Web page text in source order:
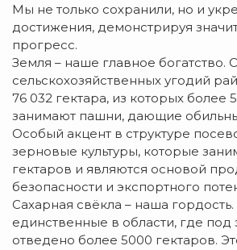
Мы не только сохранили, но и
достижения, демонстрируя
прогресс.
Земля – наше главное
сельскохозяйственных угодий
76 032 гектара, из которых более
занимают пашни, дающие
Особый акцент в структуре
зерновые культуры, которые
гектаров и являются основой
безопасности и экспортного
Сахарная свёкла – наша
единственные в области, где под
отведено более 5000 гектаров.